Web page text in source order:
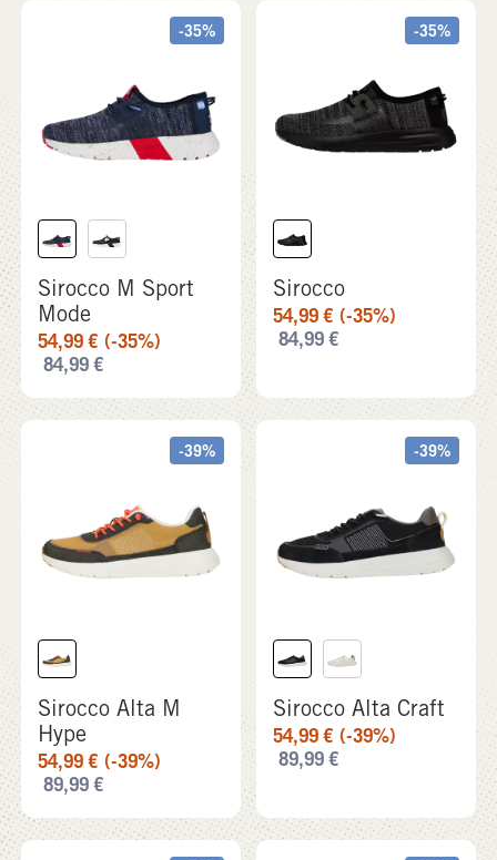
-35%
Sirocco M Sport
Mode
54,99€ (-35%)
84,99€
-35%
Sirocco
54,99€ (-35%)
84,99€
-39%
Sirocco Alta M
Hype
54,99€ (-39%)
89,99€
-39%
Sirocco Alta Craft
54,99€ (-39%)
89,99€